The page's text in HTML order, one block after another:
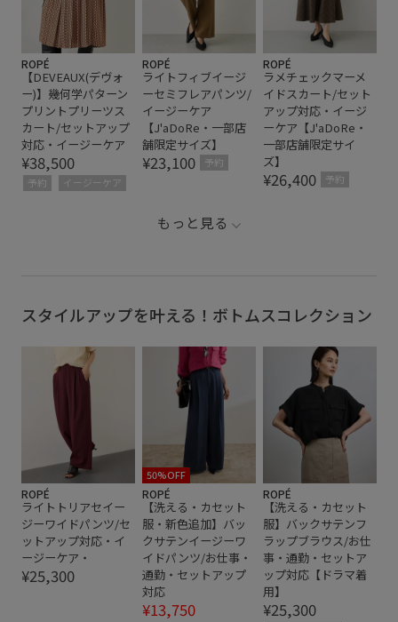
ROPÉ
【DEVEAUX(デヴォ
ー)】幾何学パターン
プリントプリーツス
カート/セットアップ
対応・イージーケア
¥38,500
予約 イージーケア
ROPÉ
ライトフィブイージ
ーセミフレアパンツ/
イージーケア
【J'aDoRe・一部店
舗限定サイズ】
¥23,100 予約
ROPÉ
ラメチェックマーメ
イドスカート/セット
アップ対応・イージ
ーケア【J'aDoRe・
一部店舗限定サイ
ズ】
¥26,400 予約
もっと見る
スタイルアップを叶える！ボトムスコレクション
ROPÉ
ライトトリアセイー
ジーワイドパンツ/セ
ットアップ対応・イ
ージーケア・
¥25,300
50%OFF
ROPÉ
【洗える・カセット
服・新色追加】バッ
クサテンイージーワ
イドパンツ/お仕事・
通勤・セットアップ
対応
¥13,750
ROPÉ
【洗える・カセット
服】バックサテンフ
ラップブラウス/お仕
事・通勤・セットア
ップ対応【ドラマ着
用】
¥25,300